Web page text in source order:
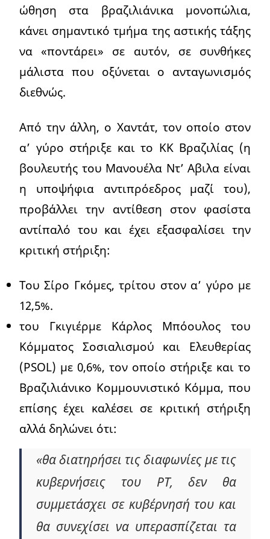
ώθηση στα βραζιλιάνικα μονοπώλια,
κάνει σημαντικό τμήμα της αστικής τάξης
να «ποντάρει» σε αυτόν, σε συνθήκες
μάλιστα που οξύνεται ο ανταγωνισμός
διεθνώς.
Από την άλλη, ο Χαντάτ, τον οποίο στον
α’ γύρο στήριξε και το ΚΚ Βραζιλίας (η
βουλευτής του Μανουέλα Ντ’ Αβιλα είναι
η υποψήφια αντιπρόεδρος μαζί του),
προβάλλει την αντίθεση στον φασίστα
αντίπαλό του και έχει εξασφαλίσει την
κριτική στήριξη:
Του Σίρο Γκόμες, τρίτου στον α’ γύρο με
12,5%.
του Γκιγιέρμε Κάρλος Μπόουλος του
Κόμματος Σοσιαλισμού και Ελευθερίας
(PSOL) με 0,6%, τον οποίο στήριξε και το
Βραζιλιάνικο Κομμουνιστικό Κόμμα, που
επίσης έχει καλέσει σε κριτική στήριξη
αλλά δηλώνει ότι:
«θα διατηρήσει τις διαφωνίες με τις
κυβερνήσεις του PT, δεν θα
συμμετάσχει σε κυβέρνησή του και
θα συνεχίσει να υπερασπίζεται τα